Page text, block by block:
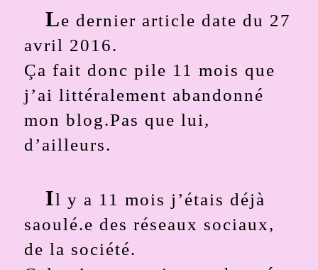
Le dernier article date du 27
avril 2016.
Ça fait donc pile 11 mois que
j’ai littéralement abandonné
mon blog.Pas que lui,
d’ailleurs.
Il y a 11 mois j’étais déjà
saoulé.e des réseaux sociaux,
de la société.